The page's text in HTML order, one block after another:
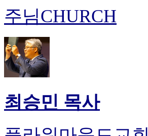
주님CHURCH
최승민 목사